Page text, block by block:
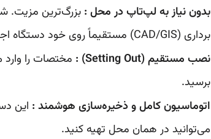
بدون نیاز به لپ‌تاپ در محل : بزرگ‌ترین مزیت.
برداری (CAD/GIS) مستقیماً روی خود دستگاه اجرا می‌شود.
نصب مستقیم (Setting Out) :
مختصات را
برسید.
اتوماسیون کامل و ذخیره‌سازی هوشمند : این
می‌توانید در همان محل تهیه کنید.